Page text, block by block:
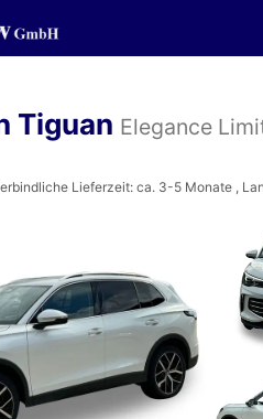
Tiguan Elegance
Lieferzeit: ca. 3-5 Monate ,